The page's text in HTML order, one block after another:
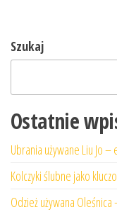
Szukaj
Ostatnie
Ubrania używane Liu Jo
Kolczyki ślubne jako
Odzież używana